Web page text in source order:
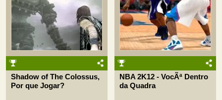
Shadow of The Colossus,
Por que Jogar?
NBA 2K12 - VocÃª Dentro
da Quadra